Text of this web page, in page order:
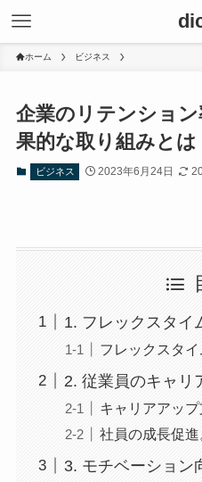
ホーム ビジネス
企業のリテンショ
果的な取り組みとは
ビジネス 2023年6月24日
1. フレックスタイ
フレックスタイ
2. 従業員のキャリ
キャリアアッ
社員の成長促進
3. モチベーション